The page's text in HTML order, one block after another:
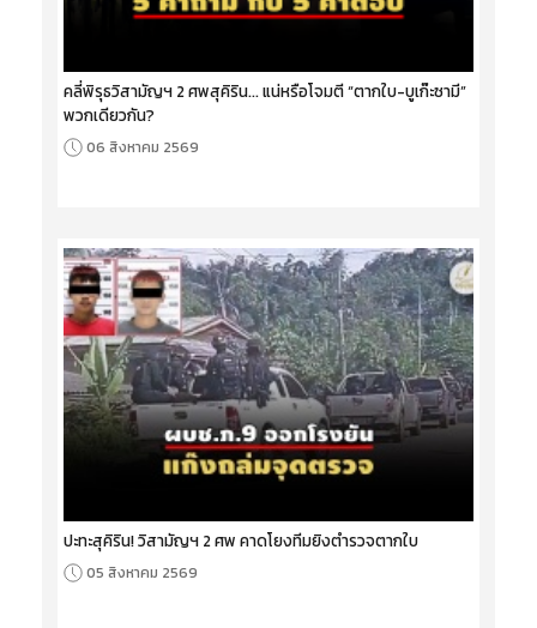
คลี่พิรุธวิสามัญฯ 2 ศพสุคิริน... แน่หรือโจมตี “ตากใบ-บูเก๊ะซามี”
พวกเดียวกัน?
06 สิงหาคม 2569
ปะทะสุคิริน! วิสามัญฯ 2 ศพ คาดโยงทีมยิงตำรวจตากใบ
05 สิงหาคม 2569